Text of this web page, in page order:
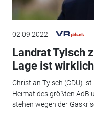
02.09.2022
Landrat Tylsch
Lage ist
Christian Tylsch (CDU)
Heimat des größten
stehen wegen der